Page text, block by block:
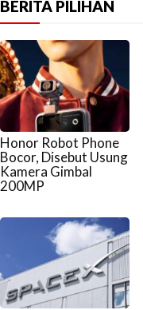
BERITA PILIHAN
Honor Robot Phone
Bocor, Disebut Usung
Kamera Gimbal
200MP